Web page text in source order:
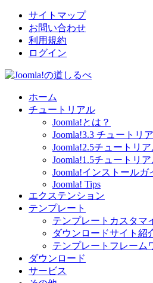
サイトマップ
お問い合わせ
利用規約
ログイン
ホーム
チュートリアル
Joomla!とは？
Joomla!3.3 チュートリ
Joomla!2.5チュートリ
Joomla!1.5チュートリ
Joomla!インストールガ
Joomla! Tips
エクステンション
テンプレート
テンプレートカスタマ
ダウンロードサイト紹
テンプレートフレーム
ダウンロード
サービス